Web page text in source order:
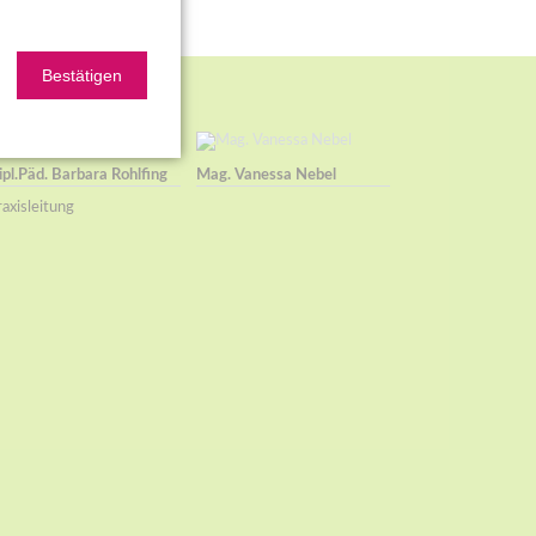
Barbara Rohlfing Mag. Vanessa Nebel
Bestätigen